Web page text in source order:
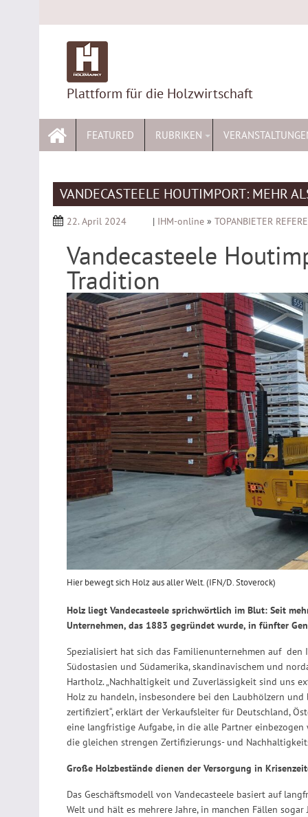
to
Plattform für die Holzwirtschaft
FEATURED RUBRIKEN
VANDECASTEELE HOUTIMPORT: MEHR
22. April 2024 | IHM-online » TOPANBIETER
Vandecasteele
Tradition
Hier bewegt sich Holz aus aller Welt. (IFN/D. Stoverock)
Holz liegt Vandecasteele sprichwörtlich im Blut: Seit
Unternehmen, das 1883 gegründet wurde, in fünfter
Spezialisiert hat sich das Familienunternehmen auf
Südostasien und Südamerika, skandinavischem und
Hartholz. „Nachhaltigkeit und Zuverlässigkeit sind uns
Holz zu handeln, insbesondere bei den Laubhölzern
zertifiziert“, erklärt der Verkaufsleiter für Deutschland,
eine langfristige Aufgabe, in die alle Partner einbezogen
die gleichen strengen Zertifizierungs- und
Große Holzbestände dienen der Versorgung in
Das Geschäftsmodell von Vandecasteele basiert auf
Welt und hält es mehrere Jahre, in manchen Fällen